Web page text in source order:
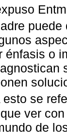
énfasis o
esto se
ver
de